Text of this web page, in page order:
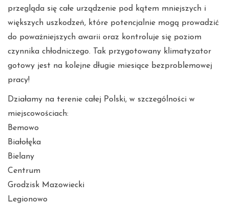
przegląda się całe urządzenie pod kątem mniejszych i
większych uszkodzeń, które potencjalnie mogą prowadzić
do poważniejszych awarii oraz kontroluje się poziom
czynnika chłodniczego. Tak przygotowany klimatyzator
gotowy jest na kolejne długie miesiące bezproblemowej
pracy!
Działamy na terenie całej Polski, w szczególności w
miejscowościach:
Bemowo
Białołęka
Bielany
Centrum
Grodzisk Mazowiecki
Legionowo